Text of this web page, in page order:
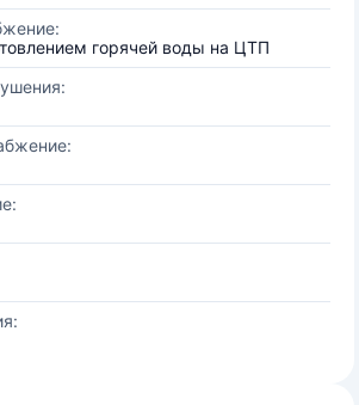
горячей воды на ЦТП